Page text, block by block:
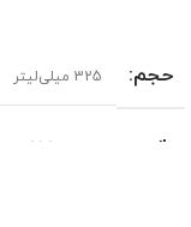
حجم 325 میلی‌لیتر
بازه حجم 251-500 میلی‌لیتر